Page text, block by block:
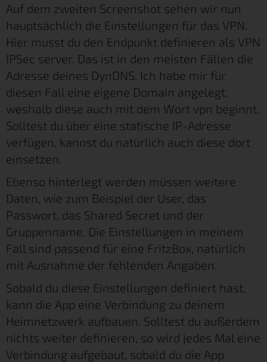
Auf dem zweiten Screenshot sehen wir nun
hauptsächlich die Einstellungen für das VPN.
Hier musst du den Endpunkt definieren als VPN
IPSec server. Das ist in den meisten Fällen die
Adresse deines DynDNS. Ich habe mir für
diesen Fall eine eigene Domain angelegt,
weshalb diese auch mit dem Wort vpn beginnt.
Solltest du über eine statische IP-Adresse
verfügen, kannst du natürlich auch diese dort
einsetzen.
Ebenso hinterlegt werden müssen weitere
Daten, wie zum Beispiel der User, das
Passwort, das Shared Secret und der
Gruppenname. Die Einstellungen in meinem
Fall sind passend für eine FritzBox, natürlich
mit Ausnahme der fehlenden Angaben.
Sobald du diese Einstellungen definiert hast,
kann die App eine Verbindung zu deinem
Heimnetzwerk aufbauen. Solltest du außerdem
nichts weiter definieren, so wird jedes Mal eine
Verbindung aufgebaut, sobald du die App